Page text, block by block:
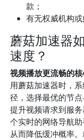
款；
有无权威机构
蘑菇加速器
速度？
视频播放更流畅的
用蘑菇加速器时，
径，选择最优的节
提升视频请求到服
个实时的网络导航
从而降低缓冲概率